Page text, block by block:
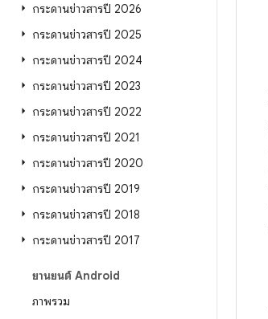
กระดานข่าวสารปี 2026
กระดานข่าวสารปี 2025
กระดานข่าวสารปี 2024
กระดานข่าวสารปี 2023
กระดานข่าวสารปี 2022
กระดานข่าวสารปี 2021
กระดานข่าวสารปี 2020
กระดานข่าวสารปี 2019
กระดานข่าวสารปี 2018
กระดานข่าวสารปี 2017
ยานยนต์ Android
ภาพรวม